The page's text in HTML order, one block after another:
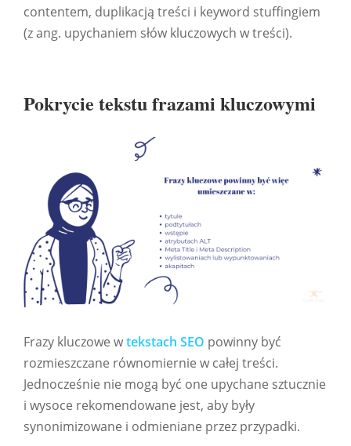
contentem, duplikacją treści i keyword stuffingiem
(z ang. upychaniem słów kluczowych w treści).
Pokrycie tekstu frazami kluczowymi
Frazy kluczowe wtekstach SEO powinny być
rozmieszczane równomiernie w całej treści.
Jednocześnie nie mogą być one upychane sztucznie
i wysoce rekomendowane jest, aby były
synonimizowane i odmieniane przez przypadki.